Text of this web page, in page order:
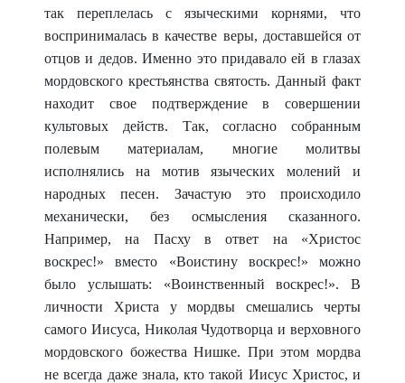
так переплелась с языческими корнями, что
воспринималась в качестве веры, доставшейся от
отцов и дедов. Именно это придавало ей в глазах
мордовского крестьянства святость. Данный факт
находит свое подтверждение в совершении
культовых действ. Так, согласно собранным
полевым материалам, многие молитвы
исполнялись на мотив языческих молений и
народных песен. Зачастую это происходило
механически, без осмысления сказанного.
Например, на Пасху в ответ на «Христос
воскрес!» вместо «Воистину воскрес!» можно
было услышать: «Воинственный воскрес!». В
личности Христа у мордвы смешались черты
самого Иисуса, Николая Чудотворца и верховного
мордовского божества Нишке. При этом мордва
не всегда даже знала, кто такой Иисус Христос, и